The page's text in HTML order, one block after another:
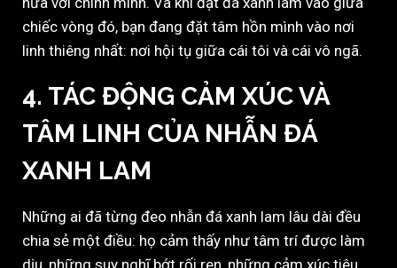
chiếc vòng đó, bạn đang đặt tâm hồn mình vào nơi
linh thiêng nhất: nơi hội tụ giữa cái tôi và cái vô ngã.
4. TÁC ĐỘNG CẢM XÚC VÀ
TÂM LINH CỦA NHẪN ĐÁ
XANH LAM
Những ai đã từng đeo nhẫn đá xanh lam lâu dài đều
chia sẻ một điều: họ cảm thấy như tâm trí được làm